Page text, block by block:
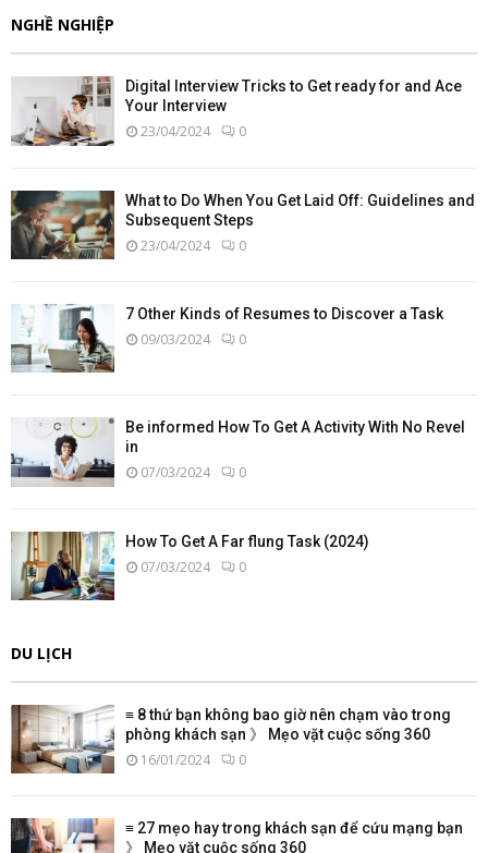
NGHỀ NGHIỆP
Digital Interview Tricks to Get ready for and Ace
Your Interview
23/04/2024 0
What to Do When You Get Laid Off: Guidelines and
Subsequent Steps
23/04/2024 0
7 Other Kinds of Resumes to Discover a Task
09/03/2024 0
Be informed How To Get A Activity With No Revel
in
07/03/2024 0
How To Get A Far flung Task (2024)
07/03/2024 0
DU LỊCH
≡ 8 thứ bạn không bao giờ nên chạm vào trong
phòng khách sạn 》 Mẹo vặt cuộc sống 360
16/01/2024 0
≡ 27 mẹo hay trong khách sạn để cứu mạng bạn
》 Mẹo vặt cuộc sống 360